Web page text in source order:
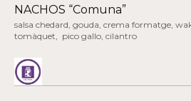
NACHOS “Comuna”
salsa chedard, gouda, crema formatge,
tomàquet, pico gallo, cilantro